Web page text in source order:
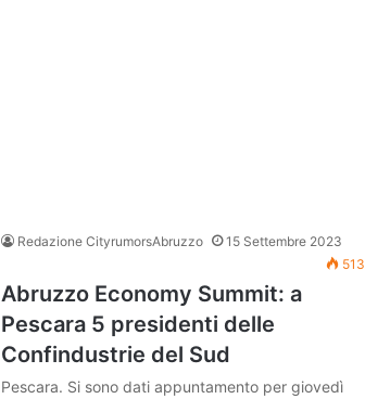
Redazione CityrumorsAbruzzo
15 Settembre 2023
513
Abruzzo Economy Summit: a
Pescara 5 presidenti delle
Confindustrie del Sud
Pescara. Si sono dati appuntamento per giovedì